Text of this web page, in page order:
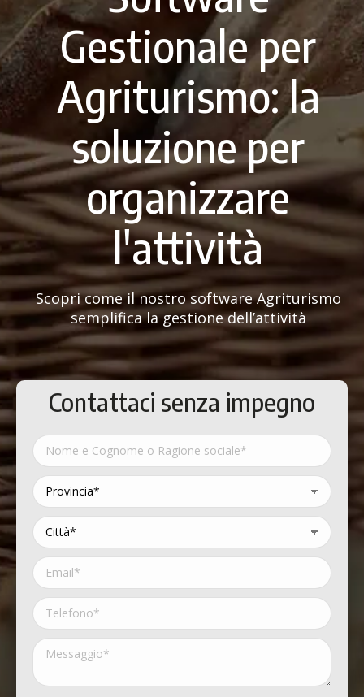
Gestionale per
Agriturismo: la
soluzione per
organizzare
l'attività
Scopri come il nostro software Agriturismo
semplifica la gestione dell’attività
Contattaci senza impegno